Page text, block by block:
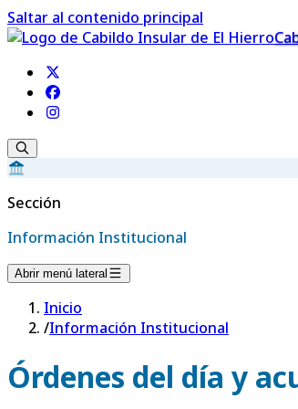
Saltar al contenido principal
Sección
Información Institucional
Abrir menú lateral
Inicio
/Información Institucional
Órdenes del día y